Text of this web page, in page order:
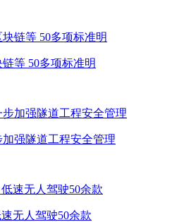
等 50多项标准明
强隧道工程安全管理
无人驾驶50余款